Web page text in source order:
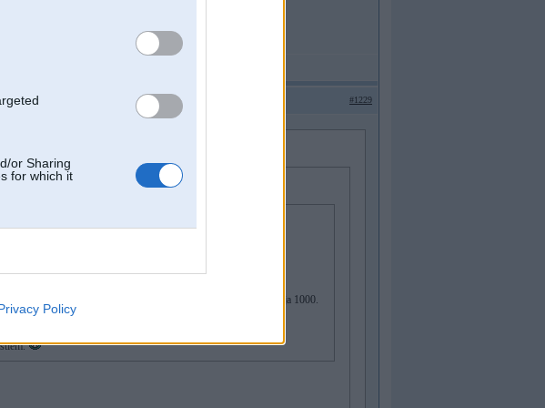
or Sharing
for which it
Policy
#1229
precīzi par to pašu ir maksājuši 50k.
arī biju ahujā. Samaksāju par vienu zobu 500 eur. Citur piedāvāja 1000.
nu Sorry. Neesam usa 2 stundu darbs kopā.